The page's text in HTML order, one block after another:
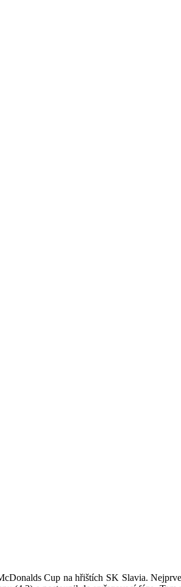
Cup na hřištích SK Slavia.